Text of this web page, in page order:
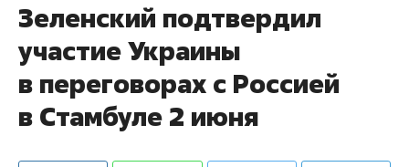
Зеленский подтвердил
участие Украины
в переговорах с Россией
в Стамбуле 2 июня